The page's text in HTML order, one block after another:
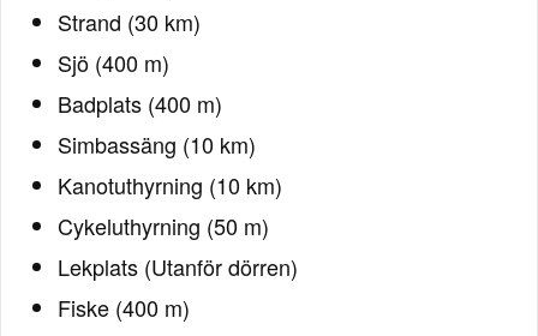
Strand (30 km)
Sjö (400 m)
Badplats (400 m)
Simbassäng (10 km)
Kanotuthyrning (10 km)
Cykeluthyrning (50 m)
Lekplats (Utanför dörren)
Fiske (400 m)